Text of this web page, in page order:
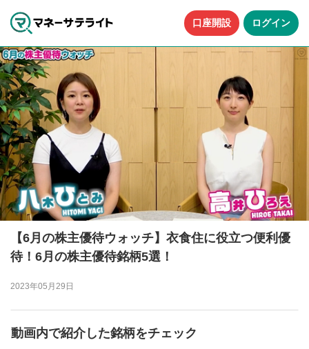
口座開設 ログイン
【6月の株主優待ウォッチ】衣食住に役立つ便利優
待！6月の株主優待銘柄5選！
2023年05月29日
動画内で紹介した銘柄をチェック